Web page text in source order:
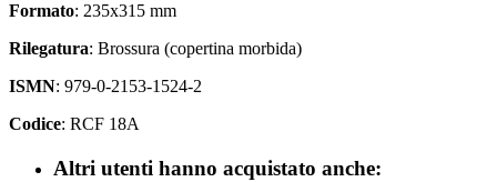
Formato: 235x315 mm
Rilegatura: Brossura (copertina morbida)
ISMN: 979-0-2153-1524-2
Codice: RCF 18A
Altri utenti hanno acquistato anche: